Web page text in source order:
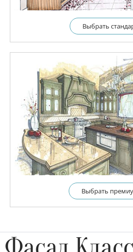
Выбрать
Выбрать